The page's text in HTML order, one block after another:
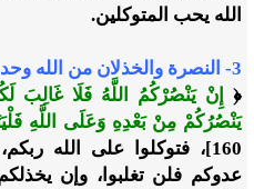
الله يحب المتوكلين.
3- النصرة والخذلان من الله وحده.
﴿ إِنْ يَنْصُرْكُمُ اللَّهُ فَلَا غَالِبَ
يَنْصُرُكُمْ مِنْ بَعْدِهِ وَعَلَى اللَّهِ
160]، فتوكلوا على الله
عدوكم فلن تغلبوا، وإن